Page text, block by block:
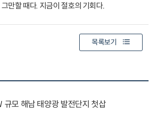
만할 때다. 지금이 절호의 기회다.
목록보기
모 해남 태양광 발전단지 첫삽